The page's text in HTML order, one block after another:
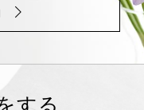
する